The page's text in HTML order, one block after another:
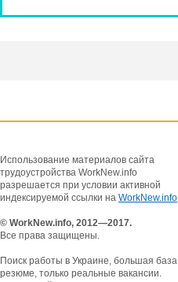
Использование материалов сайта
трудоустройства WorkNew.info
разрешается при условии активной
индексируемой ссылки на WorkNew.info
© WorkNew.info, 2012—2017.
Все права защищены.
Поиск работы в Украине, большая база
резюме, только реальные вакансии.